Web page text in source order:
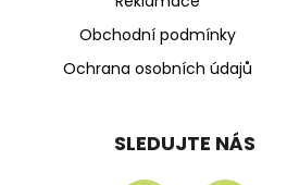
Obchodní podmínky
Ochrana osobních údajů
SLEDUJTE NÁS